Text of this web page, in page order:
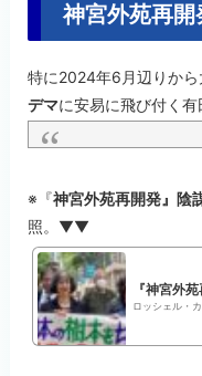
神宮外苑再開
特に2024年6月辺りから
デマに安易に飛び付く
※『神宮外苑再開発』陰
照。▼▼
ロッシェル・